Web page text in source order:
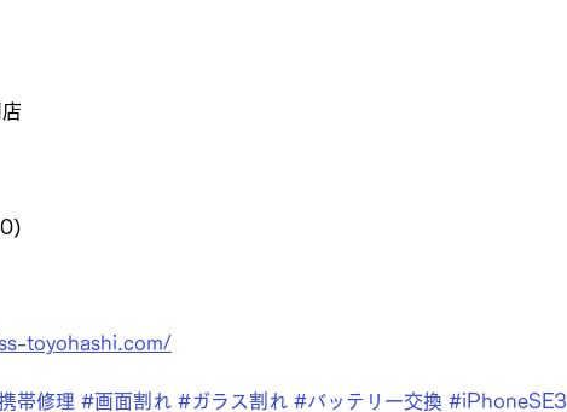
toyohashi.com/
帯修理 #画面割れ #ガラス割れ #バッテリー交換 #iPhoneSE3